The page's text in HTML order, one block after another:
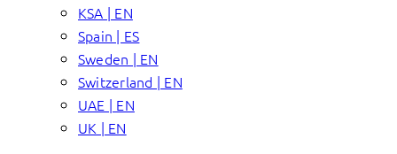
KSA | EN
Spain | ES
Sweden | EN
Switzerland | EN
UAE | EN
UK | EN